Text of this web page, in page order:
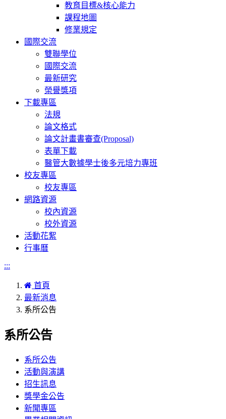
教育目標&核心能力
課程地圖
修業規定
國際交流
雙聯學位
國際交流
最新研究
榮譽獎項
下載專區
法規
論文格式
論文計畫書審查(Proposal)
表單下載
醫管大數據學士後多元培力專班
校友專區
校友專區
網路資源
校內資源
校外資源
活動花絮
行事曆
:::
首頁
最新消息
系所公告
系所公告
系所公告
活動與演講
招生訊息
獎學金公告
新聞專區